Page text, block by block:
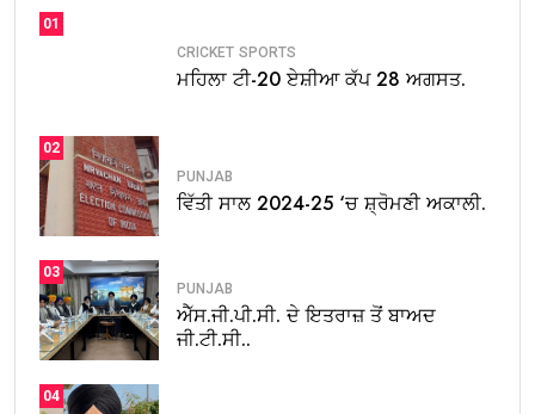
01
CRICKET SPORTS
ਮਹਿਲਾ ਟੀ-20 ਏਸ਼ੀਆ ਕੱਪ 28 ਅਗਸਤ.
02
PUNJAB
ਵਿੱਤੀ ਸਾਲ 2024-25 ‘ਚ ਸ਼੍ਰੋਮਣੀ ਅਕਾਲੀ.
03
PUNJAB
ਐੱਸ.ਜੀ.ਪੀ.ਸੀ. ਦੇ ਇਤਰਾਜ਼ ਤੋਂ ਬਾਅਦ
ਜੀ.ਟੀ.ਸੀ..
04